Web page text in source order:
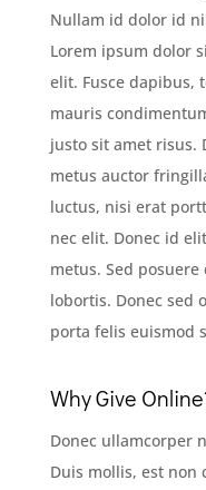
Nullam id dolor id
Lorem ipsum dolor
elit. Fusce dapibus,
mauris
justo sit amet risus.
metus auctor
luctus, nisi erat
nec elit. Donec id
metus. Sed
lobortis. Donec sed
porta felis euismod
Why Give
Donec ullamcorper
Duis mollis, est non